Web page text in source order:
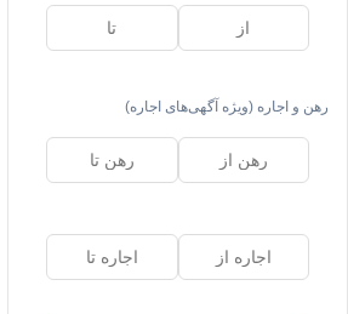
رهن و اجاره (ویژه آگهی‌های اجاره)